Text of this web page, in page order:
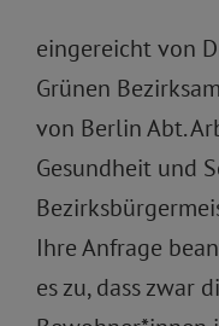
eingereicht von
Grünen
von Berlin Abt.
Gesundheit und
Ihre Anfrage
es zu, dass zwar